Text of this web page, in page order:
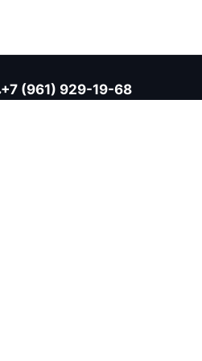
+7 (961) 929-19-68